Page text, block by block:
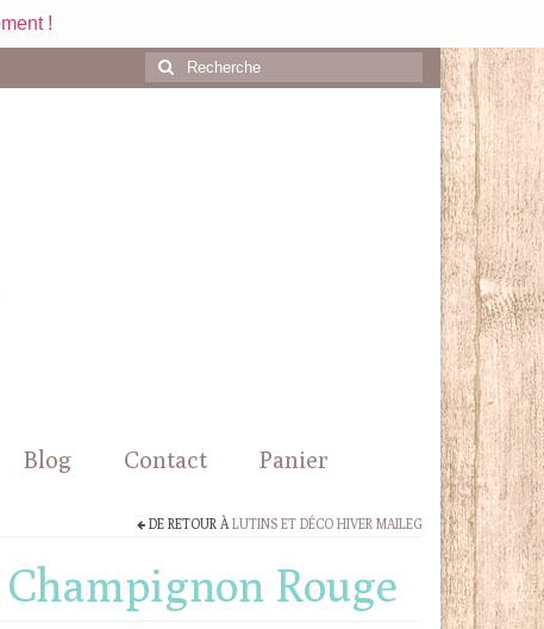
!
Rechercher
:
Blog Contact Panier
DE RETOUR À LUTINS ET DÉCO HIVER MAILEG
Rouge